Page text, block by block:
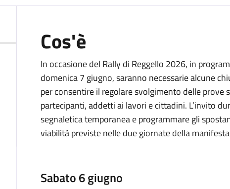
Cos'è
In occasione del Rally di Reggello 2026, in
domenica 7 giugno, saranno necessarie alcune
per consentire il regolare svolgimento delle prove
partecipanti, addetti ai lavori e cittadini. L’invito
segnaletica temporanea e programmare gli
viabilità previste nelle due giornate della
Sabato 6 giugno